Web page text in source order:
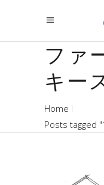
ファ
キー
Home
Posts tagged